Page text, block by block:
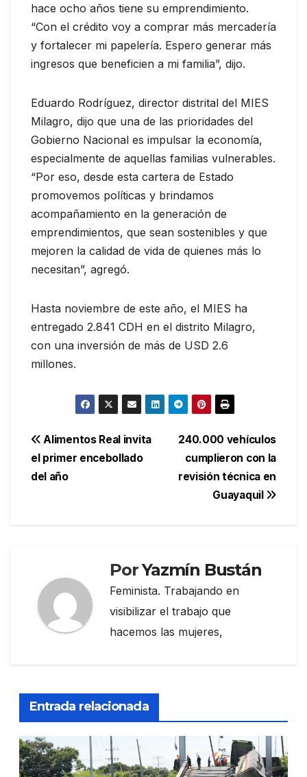
hace ocho años tiene su emprendimiento.
“Con el crédito voy a comprar más mercadería
y fortalecer mi papelería. Espero generar más
ingresos que beneficien a mi familia”, dijo.
Eduardo Rodríguez, director distrital del MIES
Milagro, dijo que una de las prioridades del
Gobierno Nacional es impulsar la economía,
especialmente de aquellas familias vulnerables.
“Por eso, desde esta cartera de Estado
promovemos políticas y brindamos
acompañamiento en la generación de
emprendimientos, que sean sostenibles y que
mejoren la calidad de vida de quienes más lo
necesitan”, agregó.
Hasta noviembre de este año, el MIES ha
entregado 2.841 CDH en el distrito Milagro,
con una inversión de más de USD 2.6
millones.
Navegación
de
240.000 vehículos
cumplieron con la
revisión técnica en
Guayaquil
Alimentos Real invita
el primer encebollado
del año
PorYazmín Bustán
Feminista. Trabajando en
visibilizar el trabajo que
hacemos las mujeres,
Entrada relacionada